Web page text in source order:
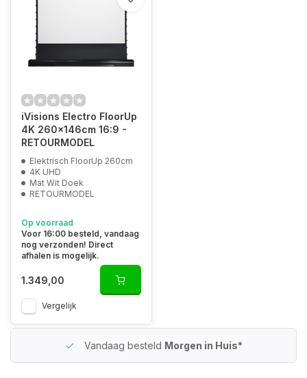
iVisions Electro FloorUp
4K 260x146cm 16:9 -
RETOURMODEL
Elektrisch FloorUp 260cm
4K UHD
Mat Wit Doek
RETOURMODEL
Op voorraad
Voor 16:00 besteld, vandaag
nog verzonden! Direct
afhalen is mogelijk.
1.349,00
Vergelijk
Vandaag besteld Morgen in Huis*